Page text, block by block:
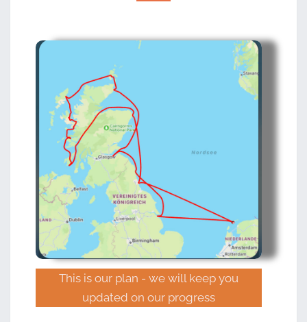
This is our plan - we will keep you
updated on our progress